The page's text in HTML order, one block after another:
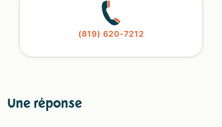
(819) 620-7212
Une réponse